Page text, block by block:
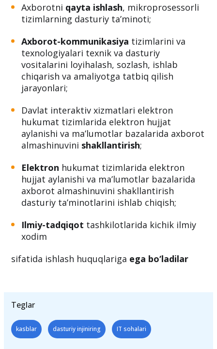
Axborotni qayta ishlash, mikroprosessorli
tizimlarning dasturiy ta’minoti;
Axborot-kommunikasiya tizimlarini va
texnologiyalari texnik va dasturiy
vositalarini loyihalash, sozlash, ishlab
chiqarish va amaliyotga tatbiq qilish
jarayonlari;
Davlat interaktiv xizmatlari elektron
hukumat tizimlarida elektron hujjat
aylanishi va ma’lumotlar bazalarida axborot
almashinuvini shakllantirish;
Elektron hukumat tizimlarida elektron
hujjat aylanishi va ma’lumotlar bazalarida
axborot almashinuvini shakllantirish
dasturiy ta’minotlarini ishlab chiqish;
Ilmiy-tadqiqot tashkilotlarida kichik ilmiy
xodim
sifatida ishlash huquqlariga ega bo‘ladilar
Teglar
kasblar dasturiy injiniring IT sohalari